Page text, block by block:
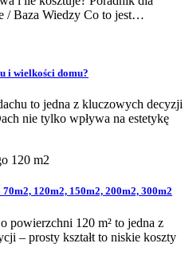
/ Baza Wiedzy Co to jest…
i wielkości domu?
to jedna z kluczowych decyzji
nie tylko wpływa na estetykę
120m2, 150m2, 200m2, 300m2
powierzchni 120 m² to jedna z
– prosty kształt to niskie koszty